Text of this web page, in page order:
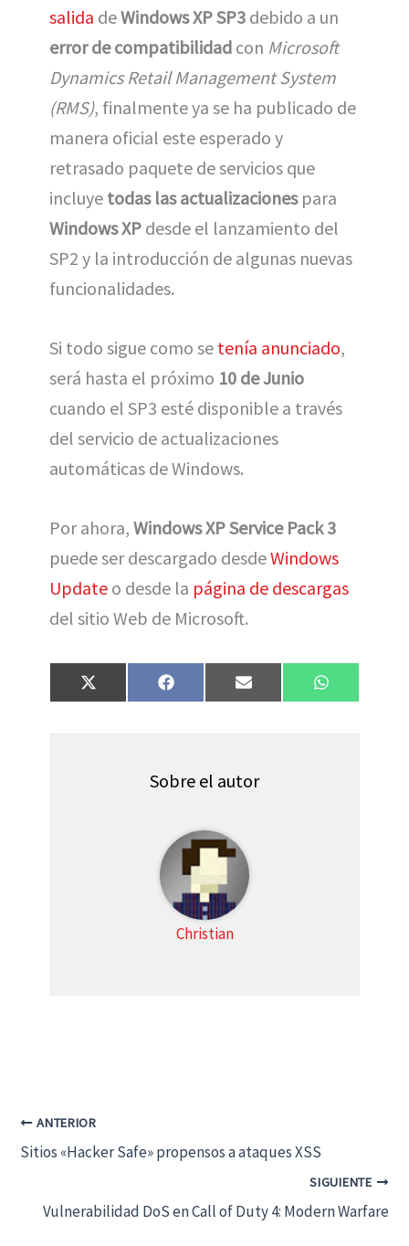
salida deWindows XP SP3 debido a un
error de compatibilidad con Microsoft
Dynamics Retail Management System
(RMS), finalmente ya se ha publicado de
manera oficial este esperado y
retrasado paquete de servicios que
incluye todas las actualizacionespara
Windows XP desde el lanzamiento del
SP2 y la introducción de algunas nuevas
funcionalidades.
Si todo sigue como se tenía anunciado,
será hasta el próximo 10 de Junio
cuando el SP3 esté disponible a través
del servicio de actualizaciones
automáticas de Windows.
Por ahora, Windows XP Service Pack 3
puede ser descargado desdeWindows
Update o desde la página de descargas
del sitio Web de Microsoft.
Compartir
en
X
(
w
Compartir
en
F
a
e
o
k
Compartir
en
E
m
i
Compartir
en
W
h
t
Sobre el autor
Christian
ANTERIOR
Sitios «Hacker Safe» propensos a ataques XSS
SIGUIENTE
Vulnerabilidad DoS en Call of Duty 4: Modern Warfare